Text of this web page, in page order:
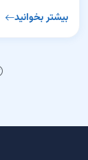
بیشتر بخوانید